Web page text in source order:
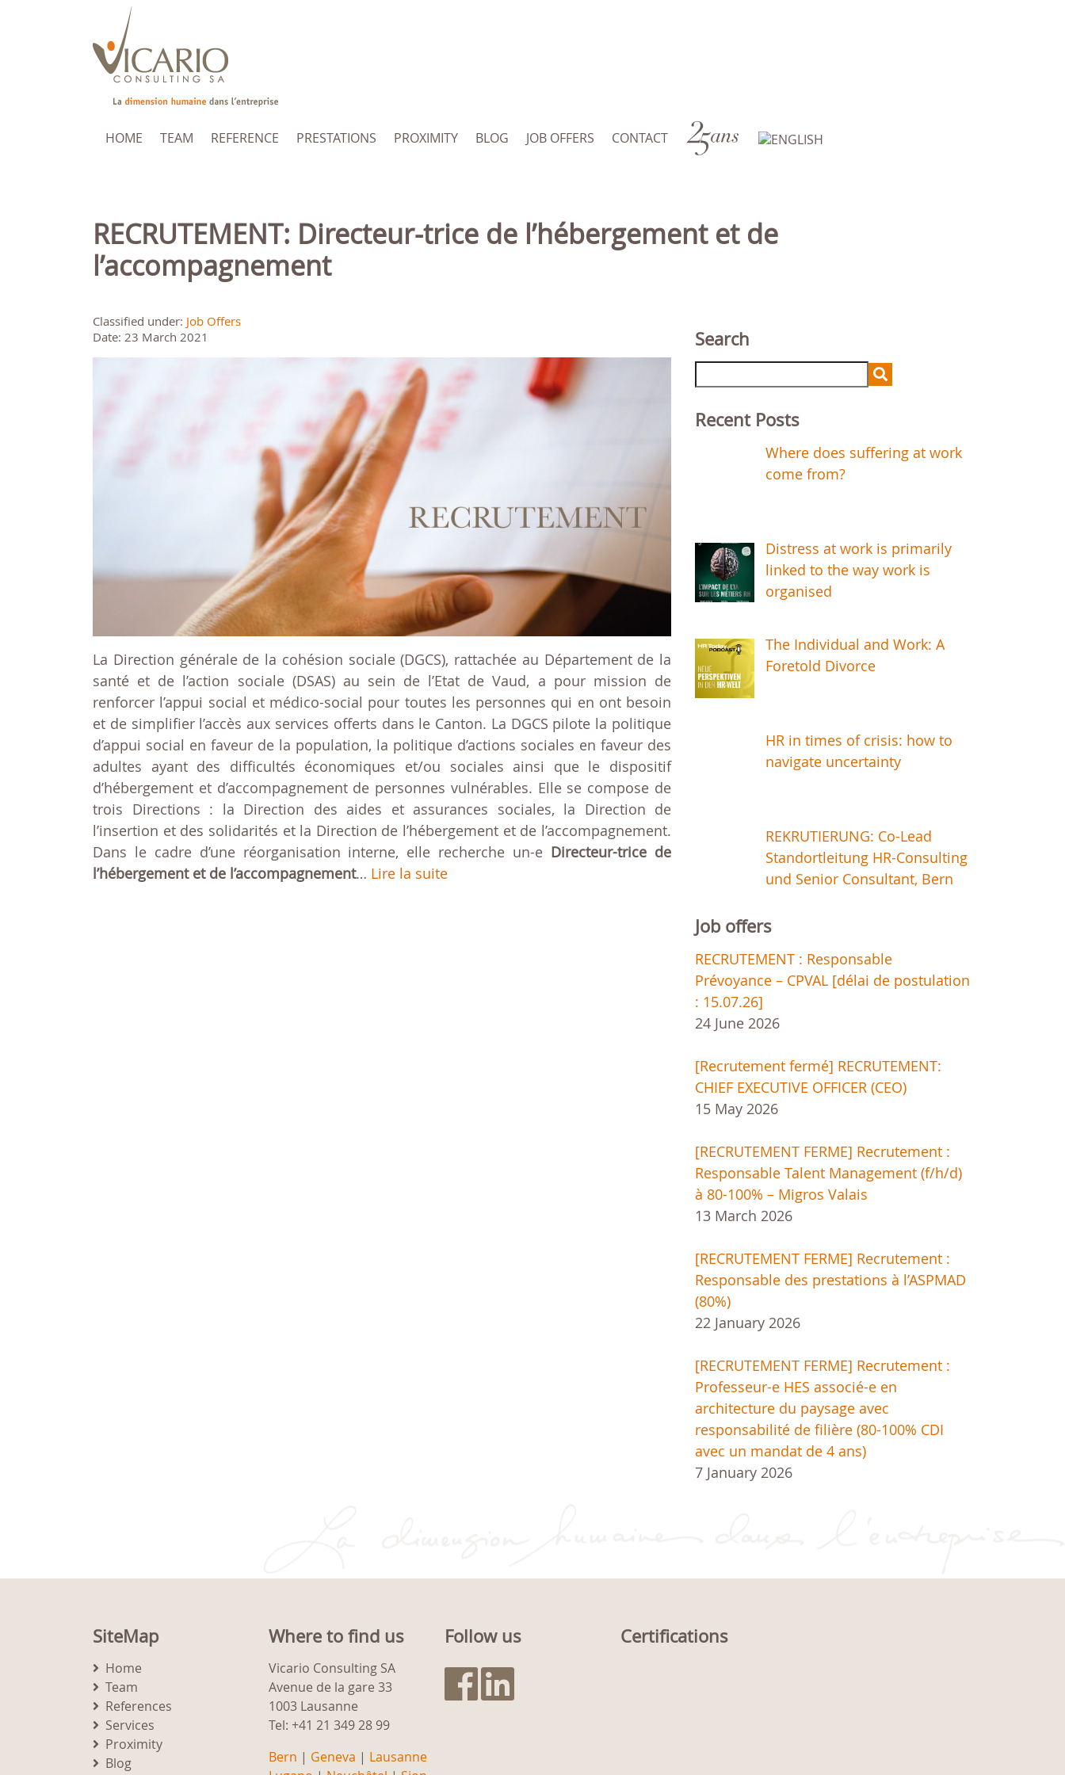
HOME TEAM REFERENCE PRESTATIONS PROXIMITY BLOG JOB OFFERS CONTACT
RECRUTEMENT: Directeur-trice de l’hébergement et de
l’accompagnement
Classified under: Job Offers
Date: 23 March 2021
La Direction générale de la cohésion sociale (DGCS), rattachée au Département de la
santé et de l’action sociale (DSAS) au sein de l’Etat de Vaud, a pour mission de
renforcer l’appui social et médico-social pour toutes les personnes qui en ont besoin
et de simplifier l’accès aux services offerts dans le Canton. La DGCS pilote la politique
d’appui social en faveur de la population, la politique d’actions sociales en faveur des
adultes ayant des difficultés économiques et/ou sociales ainsi que le dispositif
d’hébergement et d’accompagnement de personnes vulnérables. Elle se compose de
trois Directions : la Direction des aides et assurances sociales, la Direction de
l’insertion et des solidarités et la Direction de l’hébergement et de l’accompagnement.
Dans le cadre d’une réorganisation interne, elle recherche un-e Directeur-trice de
l’hébergement et de l’accompagnement… Lire la suite
Search
for:
Recent Posts
Where does suffering at work
come from?
Distress at work is primarily
linked to the way work is
organised
The Individual and Work: A
Foretold Divorce
HR in times of crisis: how to
navigate uncertainty
REKRUTIERUNG: Co-Lead
Standortleitung HR-Consulting
und Senior Consultant, Bern
Job offers
RECRUTEMENT : Responsable
Prévoyance – CPVAL [délai de postulation
: 15.07.26]
24 June 2026
[Recrutement fermé] RECRUTEMENT:
CHIEF EXECUTIVE OFFICER (CEO)
15 May 2026
[RECRUTEMENT FERME] Recrutement :
Responsable Talent Management (f/h/d)
à 80-100% – Migros Valais
13 March 2026
[RECRUTEMENT FERME] Recrutement :
Responsable des prestations à l’ASPMAD
(80%)
22 January 2026
[RECRUTEMENT FERME] Recrutement :
Professeur-e HES associé-e en
architecture du paysage avec
responsabilité de filière (80-100% CDI
avec un mandat de 4 ans)
7 January 2026
SiteMap
Home
Team
References
Services
Proximity
Blog
Where to find us
Vicario Consulting SA
Avenue de la gare 33
1003 Lausanne
Tel: +41 21 349 28 99
Bern | Geneva | Lausanne
Follow us Certifications